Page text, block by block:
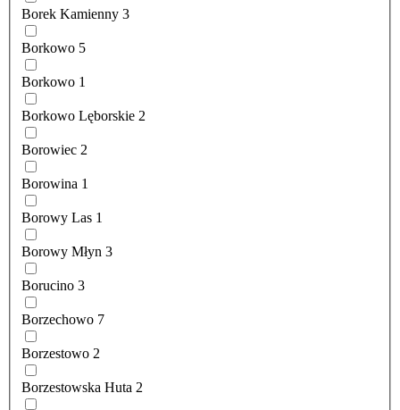
Borek Kamienny 3
Borkowo 5
Borkowo 1
Borkowo Lęborskie 2
Borowiec 2
Borowina 1
Borowy Las 1
Borowy Młyn 3
Borucino 3
Borzechowo 7
Borzestowo 2
Borzestowska Huta 2